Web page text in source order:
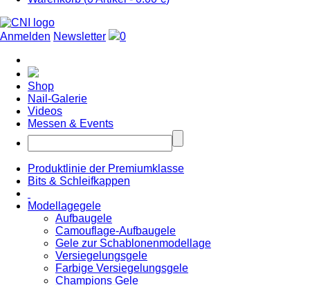
Anmelden Newsletter 0
Shop
Nail-Galerie
Videos
Messen & Events
Produktlinie der Premiumklasse
Bits & Schleifkappen
Modellagegele
Aufbaugele
Camouflage-Aufbaugele
Gele zur Schablonenmodellage
Versiegelungsgele
Farbige Versiegelungsgele
Champions Gele